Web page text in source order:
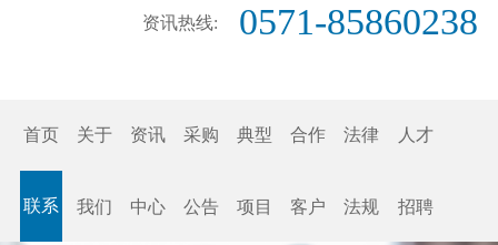
资讯热线: 0571-85860238
首页 关于
我们
资讯
中心
采购
公告
典型
项目
合作
客户
法律
法规
人才
招聘
联系